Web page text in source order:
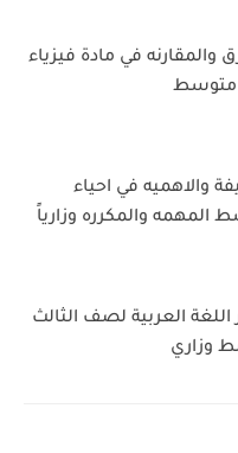
والمقارنه في مادة فيزياء
متوسط
والاهميه في احياء
المهمه والمكرره وزارياً
اللغة العربية لصف الثالث
وزاري